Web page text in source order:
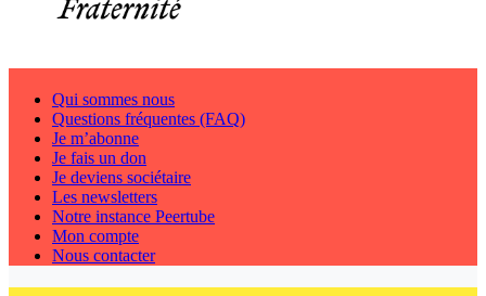
Qui sommes nous
Questions fréquentes (FAQ)
Je m’abonne
Je fais un don
Je deviens sociétaire
Les newsletters
Notre instance Peertube
Mon compte
Nous contacter